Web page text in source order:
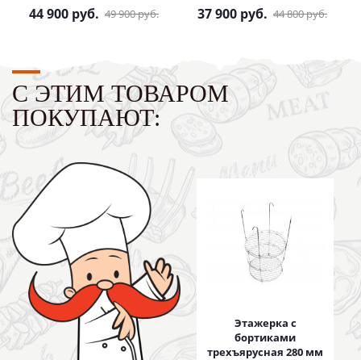
44 900 руб. 49 900руб. 37 900 руб. 44 800руб.
С ЭТИМ ТОВАРОМ
ПОКУПАЮТ:
Этажерка с
бортиками
трехъярусная 280 мм